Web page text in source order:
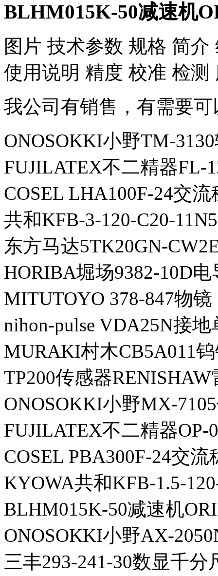
BLHM015K-50减速机
图片 技术参数 规格 简
使用说明 精度 校准 检测
我公司有销售，有需要
ONOSOKKI小野TM-
FUJILATEX不二精器FL-
COSEL LHA100F-24交
共和KFB-3-120-C20-
东方马达5TK20GN-
HORIBA堀场9382-10D电
MITUTOYO 378-847物镜
nihon-pulse VDA25N接
MURAKI村木CB5A011
TP200传感器RENISHAW
ONOSOKKI小野MX-
FUJILATEX不二精器OP-
COSEL PBA300F-24交流
KYOWA共和KFB-1.5-
BLHM015K-50减速机
ONOSOKKI小野AX-
三丰293-241-30数显千